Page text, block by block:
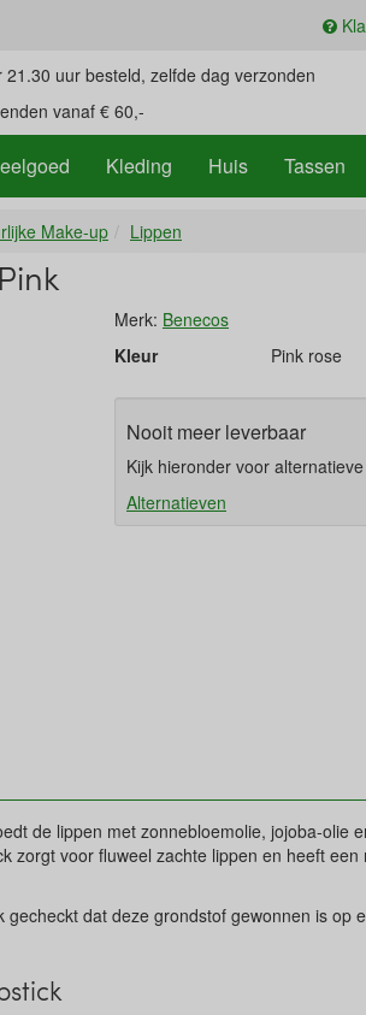
21.30 uur besteld, zelfde dag verzonden
vanaf € 60,-
Kleding Huis Tassen
Make-up Lippen
Merk: Benecos
Kleur
Pink rose
Nooit meer leverbaar
Kijk hieronder voor
Alternatieven
de lippen met zonnebloemolie, jojoba-olie
zorgt voor fluweel zachte lippen en heeft een
dat deze grondstof gewonnen is op